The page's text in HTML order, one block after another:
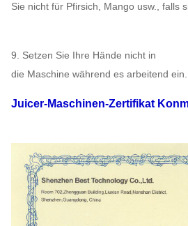
Sie nicht für Pfirsich, Mango usw., falls
9. Setzen Sie Ihre Hände nicht in
die Maschine während es arbeitend ein.
Juicer-Maschinen-Zertifikat